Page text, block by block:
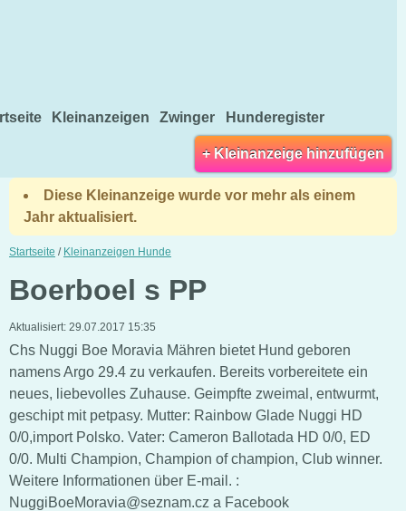
Kleinanzeigen Zwinger Hunderegister
+ Kleinanzeige hinzufügen
Diese Kleinanzeige wurde vor mehr als einem
Jahr aktualisiert.
Startseite / Kleinanzeigen Hunde
Boerboel s PP
Aktualisiert: 29.07.2017 15:35
Chs Nuggi Boe Moravia Mähren bietet Hund geboren
namens Argo 29.4 zu verkaufen. Bereits vorbereitete ein
neues, liebevolles Zuhause. Geimpfte zweimal, entwurmt,
geschipt mit petpasy. Mutter: Rainbow Glade Nuggi HD
0/0,import Polsko. Vater: Cameron Ballotada HD 0/0, ED
0/0. Multi Champion, Champion of champion, Club winner.
Weitere Informationen über E-mail. :
NuggiBoeMoravia@seznam.cz a Facebook